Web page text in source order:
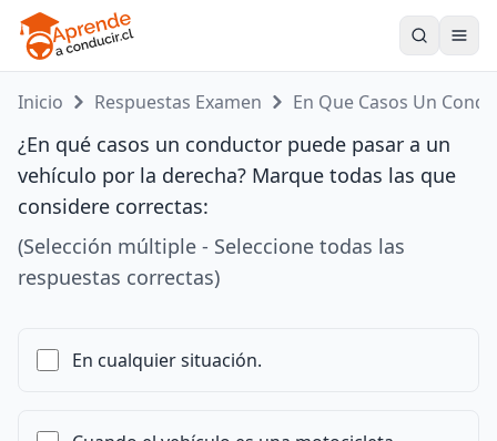
Inicio Respuestas Examen En Que Casos Un
¿En qué casos un conductor puede pasar a un
vehículo por la derecha? Marque todas las que
considere correctas:
(Selección múltiple - Seleccione todas las
respuestas correctas)
En cualquier situación.